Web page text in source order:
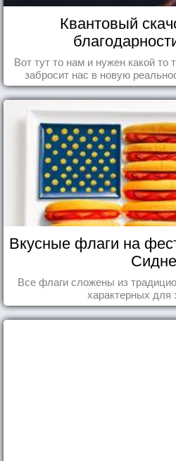
Квантовый
Вот тут то нам и нужен какой то
забросит нас в новую
Вкусные флаги на
Все флаги сложены из
характерных для